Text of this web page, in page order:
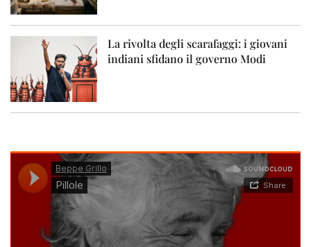
La rivolta degli scarafaggi: i giovani
indiani sfidano il governo Modi